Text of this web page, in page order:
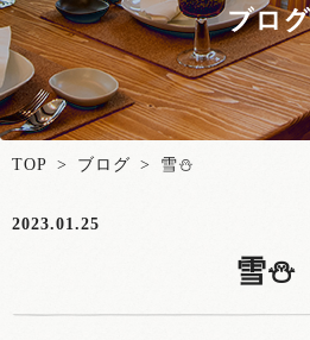
TOP > ブログ > 雪⛄
2023.01.25
雪⛄